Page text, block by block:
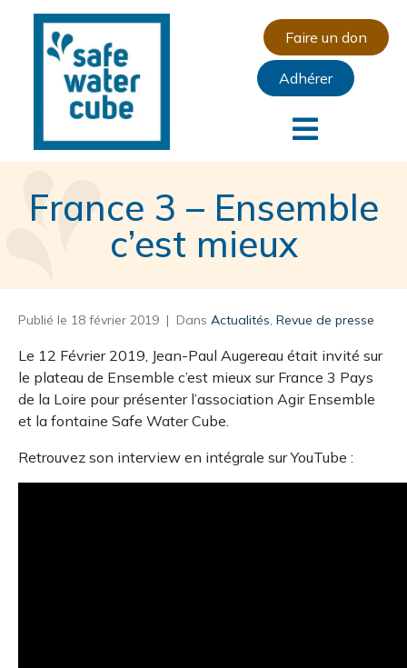
Faire un don
Adhérer
France 3 – Ensemble
c’est mieux
Publié le 18 février 2019 Dans Actualités, Revue de presse
Le 12 Février 2019, Jean-Paul Augereau était invité sur
le plateau de Ensemble c’est mieux sur France 3 Pays
de la Loire pour présenter l’association Agir Ensemble
et la fontaine Safe Water Cube.
Retrouvez son interview en intégrale sur YouTube :